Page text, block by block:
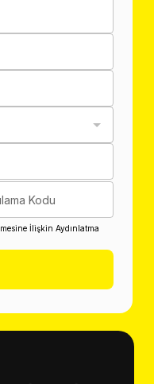
Kodu
İlişkin Aydınlatma